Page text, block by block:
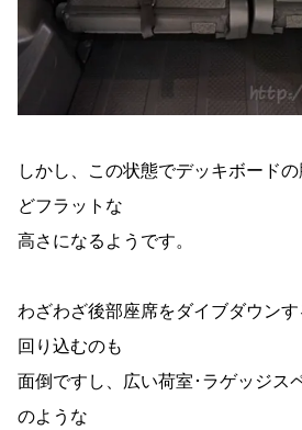
しかし、この状態でデッキボード
どフラットな
高さになるようです。
わざわざ後部座席をダイブダウン
回り込むのも
面倒ですし、広い荷室･ラゲッジス
のような